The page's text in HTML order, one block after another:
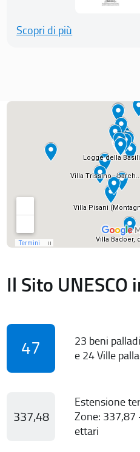
Scopri di più
Il Sito UNESCO
47
23 beni
e 24 Ville
337,48
Estensione
Zone:
ettari